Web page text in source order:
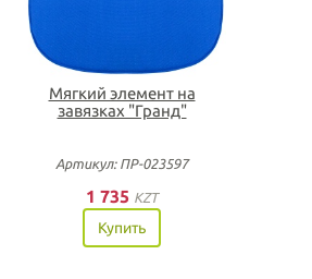
Мягкий элемент на
завязках "Гранд"
Артикул: ПР-023597
1 735 KZT
Купить